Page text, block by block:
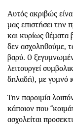
Αυτός ακριβώς
μας επιστήσει την
και κυρίως θέματα
δεν ασχοληθούμε,
βαρύ. Ο
λειτουργεί
δηλαδή), με γυμνό
Την παροιμία
κάποιον που
ασχολείται